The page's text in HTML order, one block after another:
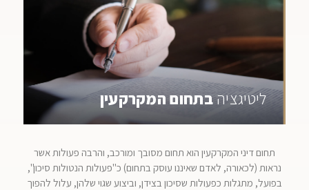
ליטיגציהבתחום המקרקעין
תחום דיני המקרקעין הוא תחום מסובך ומורכב, והרבה פעולות אשר
נראות (לכאורה, לאדם שאיננו עוסק בתחום) כ"פעולות הנטולות סיכון",
בפועל, מתגלות כפעולות שסיכון בצידן, וביצוע שגוי שלהן, עלול להפוך